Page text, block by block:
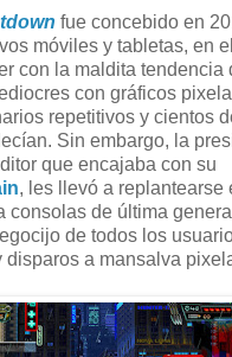
fue concebido en
móviles y tabletas, en
con la maldita tendencia
con gráficos
repetitivos y cientos
Sin embargo, la
que encajaba con su
, les llevó a replantearse
consolas de última
de todos los
disparos a mansalva